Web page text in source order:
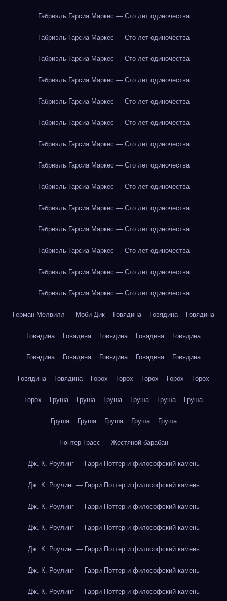
Габриэль Гарсиа Маркес — Сто лет одиночества
Габриэль Гарсиа Маркес — Сто лет одиночества
Габриэль Гарсиа Маркес — Сто лет одиночества
Габриэль Гарсиа Маркес — Сто лет одиночества
Габриэль Гарсиа Маркес — Сто лет одиночества
Габриэль Гарсиа Маркес — Сто лет одиночества
Габриэль Гарсиа Маркес — Сто лет одиночества
Габриэль Гарсиа Маркес — Сто лет одиночества
Габриэль Гарсиа Маркес — Сто лет одиночества
Габриэль Гарсиа Маркес — Сто лет одиночества
Габриэль Гарсиа Маркес — Сто лет одиночества
Габриэль Гарсиа Маркес — Сто лет одиночества
Габриэль Гарсиа Маркес — Сто лет одиночества
Габриэль Гарсиа Маркес — Сто лет одиночества
Герман Мелвилл — Моби Дик Говядина Говядина Говядина
Говядина Говядина Говядина Говядина Говядина
Говядина Говядина Говядина Говядина Говядина
Говядина Говядина Горох Горох Горох Горох Горох
Горох Груша Груша Груша Груша Груша Груша
Груша Груша Груша Груша Груша
Гюнтер Грасс — Жестяной барабан
Дж. К. Роулинг — Гарри Поттер и философский камень
Дж. К. Роулинг — Гарри Поттер и философский камень
Дж. К. Роулинг — Гарри Поттер и философский камень
Дж. К. Роулинг — Гарри Поттер и философский камень
Дж. К. Роулинг — Гарри Поттер и философский камень
Дж. К. Роулинг — Гарри Поттер и философский камень
Дж. К. Роулинг — Гарри Поттер и философский камень